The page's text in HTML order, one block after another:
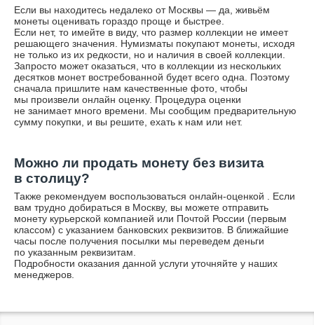
Если вы находитесь недалеко от Москвы — да, живьём
монеты оценивать гораздо проще и быстрее.
Если нет, то имейте в виду, что размер коллекции не имеет
решающего значения. Нумизматы покупают монеты, исходя
не только из их редкости, но и наличия в своей коллекции.
Запросто может оказаться, что в коллекции из нескольких
десятков монет востребованной будет всего одна. Поэтому
сначала пришлите нам качественные фото, чтобы
мы произвели онлайн оценку. Процедура оценки
не занимает много времени. Мы сообщим предварительную
сумму покупки, и вы решите, ехать к нам или нет.
Можно ли продать монету без визита
в столицу?
Также рекомендуем воспользоваться онлайн-оценкой . Если
вам трудно добираться в Москву, вы можете отправить
монету курьерской компанией или Почтой России (первым
классом) с указанием банковских реквизитов. В ближайшие
часы после получения посылки мы переведем деньги
по указанным реквизитам.
Подробности оказания данной услуги уточняйте у наших
менеджеров.